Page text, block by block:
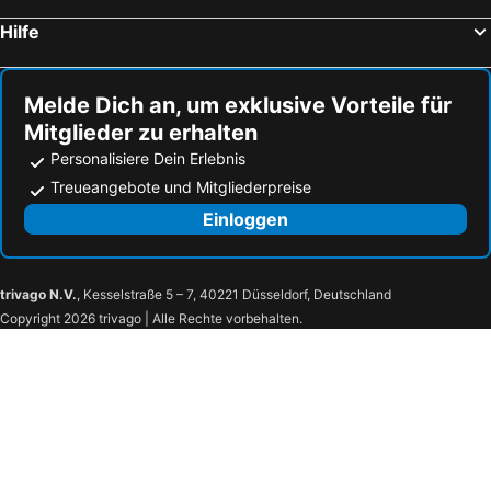
Albergo blue fish
Vittoria_Albissola
Hotel San Giorgio
Hotel Acqua Marina
Hotel Nuovo Metropol
Belvedere
Hotel Arcobaleno
Agriturismo Cele
Hotel Marina
Hotel Marinella
Hotel Tirreno
Ena Hotel
Hotel Villa Delibera
Hotel Riviera Varazze
Hotel Serena
Villa Maria
Hotel Zunino
Meublé Miramare
Alessandria Strandhotels
Riva Ligure Strandhotels
Corniglia Strandhotels
Hilfe
Melde Dich an, um exklusive Vorteile für
Mitglieder zu erhalten
Personalisiere Dein Erlebnis
Treueangebote und Mitgliederpreise
Einloggen
trivago N.V., Kesselstraße 5 – 7, 40221 Düsseldorf, Deutschland
Copyright 2026 trivago | Alle Rechte vorbehalten.